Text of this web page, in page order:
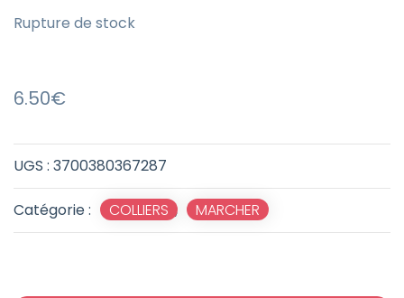
UGS : 3700380367287
Catégorie : COLLIERS , MARCHER
6.50€
Rupture de stock